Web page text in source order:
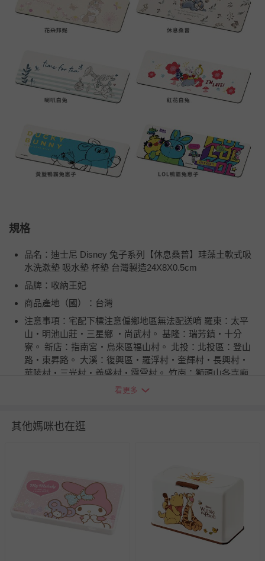
規格
品名：迪士尼 Disney 兔子系列【休息桑普】珪藻土軟式吸
水洗漱墊 吸水墊 杯墊 台灣製造24X8X0.5cm
品牌：收納王妃
商品產地（國）：台灣
注意事項：宅配下標注意偏鄉地區無法配送唷 羅東：太平
山‧明池山莊‧三星鄉 ‧尚武村。 基隆：瑞芳鎮‧十分
寮。 新店：指南宮‧烏來區福山村。 北投：北投區：登山
路‧東昇路。 大溪：復興區‧羅浮村‧奎輝村‧長興村‧
華陵村‧三光村‧義盛村‧霞雲村。 竹南：獅頭山各寺廟
(獅頭山風景區) 南投：芬園鄉‧大竹村‧中寮鄉‧永平村。
門鄉‧大肚村‧德文村‧達來村。 台東：延平鄉‧綠島
退換貨須知
您所購買的商品享有7天的鑑賞期／猶豫期權益，但此期間
並非試用期，您所退回的商品必須是未經使用的全新狀態，
包含完整包裝、配件、說明文件及贈品等。
看更多
其他媽咪也在逛